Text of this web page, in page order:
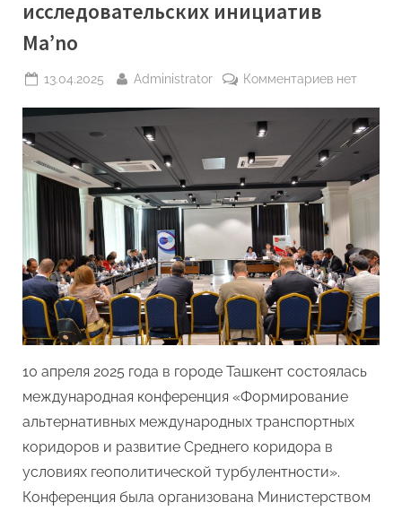
исследовательских инициатив
Ma’no
Posted
13.04.2025 By
Administrator Комментариевк
10
апреля
2025
года,
Ташкенте
прошла
Центром
инициатив
нет
10 апреля 2025 года в городе Ташкент состоялась
международная конференция «Формирование
альтернативных международных транспортных
коридоров и развитие Среднего коридора в
условиях геополитической турбулентности».
Конференция была организована Министерством